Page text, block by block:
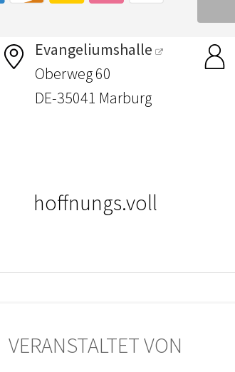
Evangeliumshalle
Oberweg 60
DE-35041 Marburg
hoffnungs.voll
VERANSTALTET VON